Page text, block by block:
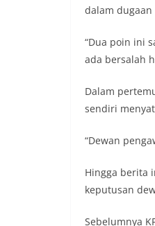
dalam dugaan
“Dua poin ini
ada bersalah
Dalam
sendiri
“Dewan
Hingga berita
keputusan
Sebelumnya